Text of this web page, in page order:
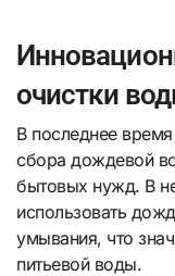
очистки
В последнее
сбора дождевой
бытовых нужд. В
использовать
умывания, что
питьевой воды.